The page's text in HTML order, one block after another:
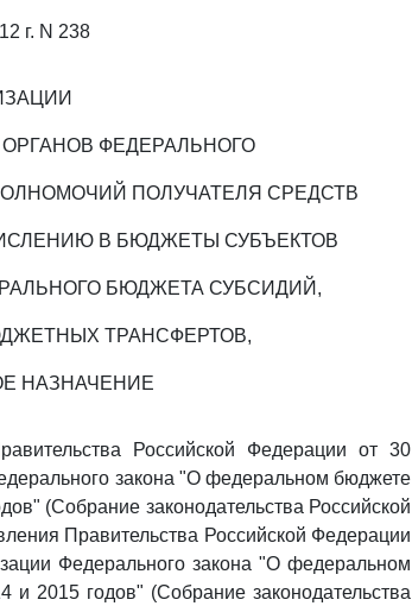
г. N 238
ФЕДЕРАЛЬНОГО
ПОЛУЧАТЕЛЯ СРЕДСТВ
В БЮДЖЕТЫ СУБЪЕКТОВ
БЮДЖЕТА СУБСИДИЙ,
ТРАНСФЕРТОВ,
НАЗНАЧЕНИЕ
Российской Федерации от 30
закона "О федеральном бюджете
(Собрание законодательства Российской
Правительства Российской Федерации
Федерального закона "О федеральном
2015 годов" (Собрание законодательства